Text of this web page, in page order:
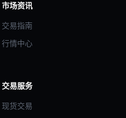
市场资讯
交易指南
行情中心
交易服务
现货交易